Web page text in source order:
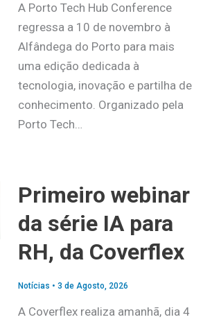
A Porto Tech Hub Conference
regressa a 10 de novembro à
Alfândega do Porto para mais
uma edição dedicada à
tecnologia, inovação e partilha de
conhecimento. Organizado pela
Porto Tech…
Primeiro webinar
da série IA para
RH, da Coverflex
Notícias • 3 de Agosto, 2026
A Coverflex realiza amanhã, dia 4